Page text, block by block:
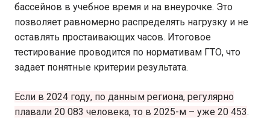
бассейнов в учебное время и на внеурочке. Это
позволяет равномерно распределять нагрузку и не
оставлять простаивающих часов. Итоговое
тестирование проводится по нормативам ГТО, что
задает понятные критерии результата.
Если в 2024 году, по данным региона, регулярно
плавали 20 083 человека, то в 2025-м – уже 20 453.